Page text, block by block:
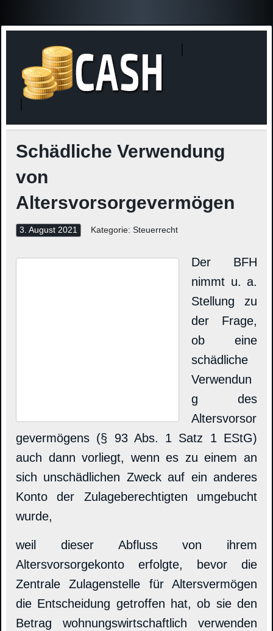
Schädliche Verwendung
von
Altersvorsorgevermögen
3. August 2021 Kategorie: Steuerrecht
Der BFH
nimmt u. a.
Stellung zu
der Frage,
ob eine
schädliche
Verwendun
g des
Altersvorsor
gevermögens (§ 93 Abs. 1 Satz 1 EStG)
auch dann vorliegt, wenn es zu einem an
sich unschädlichen Zweck auf ein anderes
Konto der Zulageberechtigten umgebucht
wurde,
weil dieser Abfluss von ihrem
Altersvorsorgekonto erfolgte, bevor die
Zentrale Zulagenstelle für Altersvermögen
die Entscheidung getroffen hat, ob sie den
Betrag wohnungswirtschaftlich verwenden